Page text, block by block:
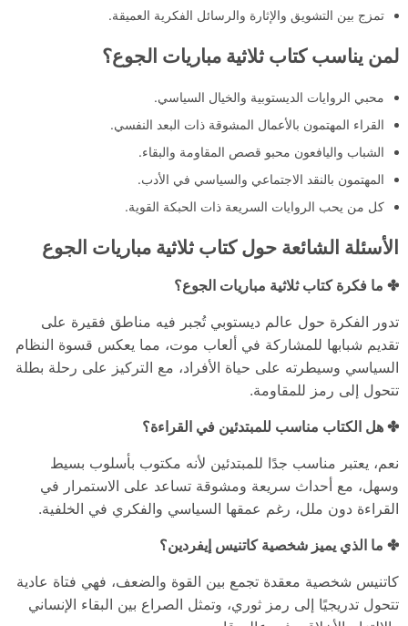
تمزج بين التشويق والإثارة والرسائل الفكرية العميقة.
لمن يناسب كتاب ثلاثية مباريات الجوع؟
محبي الروايات الديستوبية والخيال السياسي.
القراء المهتمون بالأعمال المشوقة ذات البعد النفسي.
الشباب واليافعون محبو قصص المقاومة والبقاء.
المهتمون بالنقد الاجتماعي والسياسي في الأدب.
كل من يحب الروايات السريعة ذات الحبكة القوية.
الأسئلة الشائعة حول كتاب ثلاثية مباريات الجوع
✤ ما فكرة كتاب ثلاثية مباريات الجوع؟
تدور الفكرة حول عالم ديستوبي تُجبر فيه مناطق فقيرة على
تقديم شبابها للمشاركة في ألعاب موت، مما يعكس قسوة النظام
السياسي وسيطرته على حياة الأفراد، مع التركيز على رحلة بطلة
تتحول إلى رمز للمقاومة.
✤ هل الكتاب مناسب للمبتدئين في القراءة؟
نعم، يعتبر مناسب جدًا للمبتدئين لأنه مكتوب بأسلوب بسيط
وسهل، مع أحداث سريعة ومشوقة تساعد على الاستمرار في
القراءة دون ملل، رغم عمقها السياسي والفكري في الخلفية.
✤ ما الذي يميز شخصية كاتنيس إيفردين؟
كاتنيس شخصية معقدة تجمع بين القوة والضعف، فهي فتاة عادية
تتحول تدريجيًا إلى رمز ثوري، وتمثل الصراع بين البقاء الإنساني